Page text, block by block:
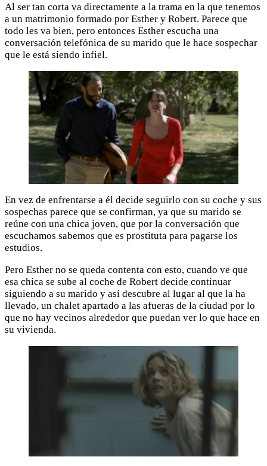
Al ser tan corta va directamente a la trama en la que tenemos
a un matrimonio formado por Esther y Robert. Parece que
todo les va bien, pero entonces Esther escucha una
conversación telefónica de su marido que le hace sospechar
que le está siendo infiel.
En vez de enfrentarse a él decide seguirlo con su coche y sus
sospechas parece que se confirman, ya que su marido se
reúne con una chica joven, que por la conversación que
escuchamos sabemos que es prostituta para pagarse los
estudios.
Pero Esther no se queda contenta con esto, cuando ve que
esa chica se sube al coche de Robert decide continuar
siguiendo a su marido y así descubre al lugar al que la ha
llevado, un chalet apartado a las afueras de la ciudad por lo
que no hay vecinos alrededor que puedan ver lo que hace en
su vivienda.